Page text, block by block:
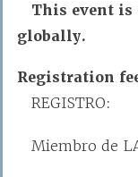
This event is
globally.
Registration
REGISTRO:
Miembro de